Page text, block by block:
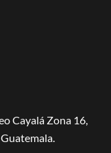
Cayalá Zona 16,